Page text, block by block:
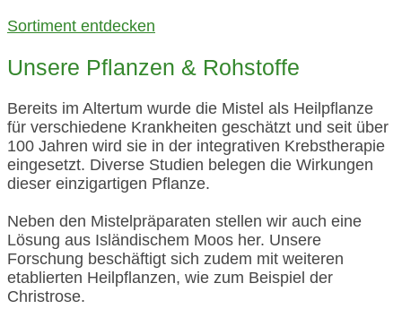
Sortiment entdecken
Unsere Pflanzen & Rohstoffe
Bereits im Altertum wurde die Mistel als Heilpflanze
für verschiedene Krankheiten geschätzt und seit über
100 Jahren wird sie in der integrativen Krebstherapie
eingesetzt. Diverse Studien belegen die Wirkungen
dieser einzigartigen Pflanze.
Neben den Mistelpräparaten stellen wir auch eine
Lösung aus Isländischem Moos her. Unsere
Forschung beschäftigt sich zudem mit weiteren
etablierten Heilpflanzen, wie zum Beispiel der
Christrose.